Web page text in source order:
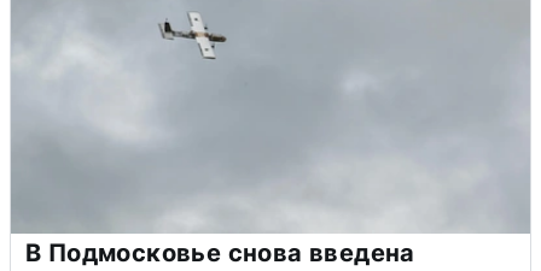
В Подмосковье снова введена